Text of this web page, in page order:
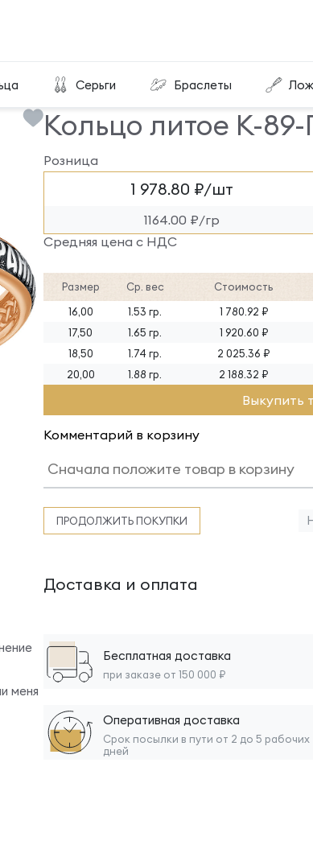
Серьги Браслеты
К-89-ПЧ
Кольцо литое К-
Розница
1 978.80 ₽/шт
1164.00 ₽/гр
Средняя цена с НДС
Размер Ср. вес Стоимость
16,00
1.53 гр. 1 780.92 ₽
17,50
1.65 гр. 1 920.60 ₽
18,50
1.74 гр. 2 025.36 ₽
20,00
1.88 гр. 2 188.32 ₽
Выкупить
Комментарий в корзину
ПРОДОЛЖИТЬ ПОКУПКИ
меня
Доставка и оплата
Бесплатная доставка
при заказе от 150 000 ₽
Оперативная доставка
Срок посылки в пути от 2 до 5 рабочих
дней